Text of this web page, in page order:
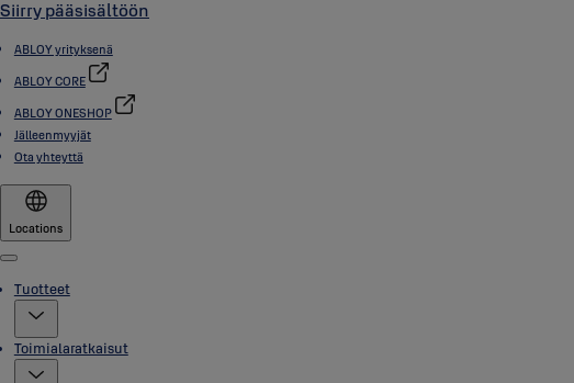
Siirry pääsisältöön
ABLOY yrityksenä
ABLOY CORE
ABLOY ONESHOP
Jälleenmyyjät
Ota yhteyttä
Locations
Menu
Tuotteet
Toimialaratkaisut